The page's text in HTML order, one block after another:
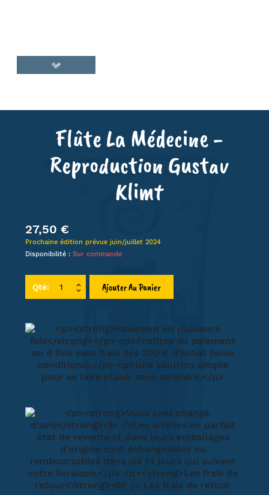
Flûte La Médecine -
Reproduction Gustav
Klimt
27,50 €
Prochaine édition prévue juin/juillet 2024
Disponibilité : Sur commande
Qté: Ajouter Au Panier